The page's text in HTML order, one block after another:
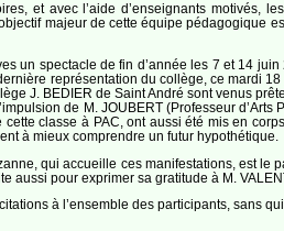
et avec l’aide d’enseignants motivés,
majeur de cette équipe
un spectacle de fin d’année les 7 et 14
représentation du collège, ce mardi
J. BEDIER de Saint André sont venus
de M. JOUBERT (Professeur
classe à PAC, ont aussi été mis en
à mieux comprendre un futur hypothétique.
qui accueille ces manifestations, est
aussi pour exprimer sa gratitude à M.
à l’ensemble des participants, sans